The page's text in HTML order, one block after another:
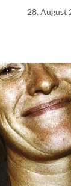
28. August